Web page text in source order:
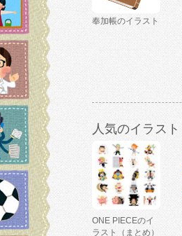
奉加帳のイラスト
人気のイラスト
ONE PIECEのイ
ラスト（まとめ）